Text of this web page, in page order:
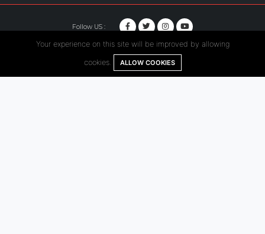
Follow US :
© Copyright 2020. Hutama Karya All Rights Reserved.
Your experience on this site will be improved by allowing
cookies. ALLOW COOKIES